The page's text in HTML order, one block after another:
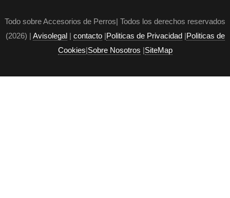
Todo sobre Accesorios de Perros| Todos los derechos reservados
(2026) | Avisolegal| contacto|Politicas de Privacidad|Politicas de
Cookies|Sobre Nosotros |SiteMap